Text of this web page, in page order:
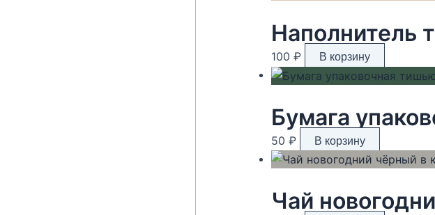
Наполнитель
100 ₽ В корзину
Бумага
50 ₽ В корзину